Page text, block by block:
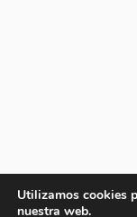
Utilizamos cookies
nuestra web.